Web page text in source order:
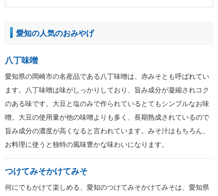
愛知の人気のおみやげ
八丁味噌
愛知県の岡崎市の名産品である八丁味噌は、赤みそとも呼ばれてい
ます。八丁味噌は味がしっかりしており、旨み成分が凝縮されコク
のある味です。大豆と塩のみで作られているとてもシンプルなお味
噌。大豆の使用量が他の味噌よりも多く、長期熟成されているので
旨み成分の濃度が高くなると言われています。みそ汁はもちろん、
お料理に使うと独特の風味豊かな味わいになります。
つけてみそかけてみそ
何にでもかけて楽しめる、愛知のつけてみそかけてみそは、愛知県